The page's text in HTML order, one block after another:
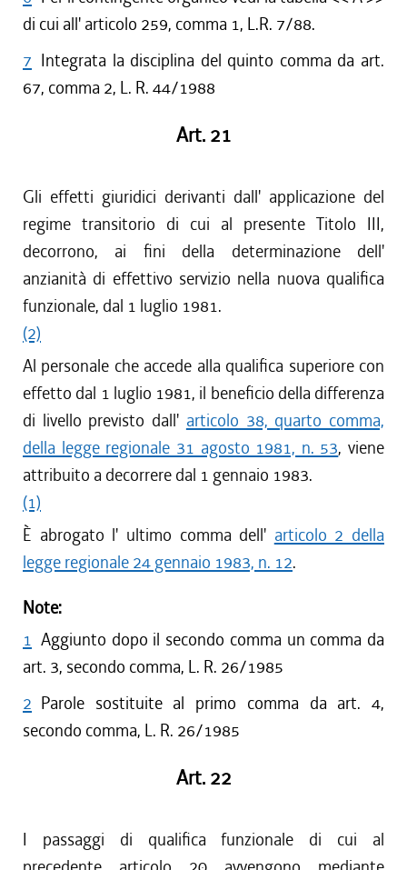
di cui all' articolo 259, comma 1, L.R. 7/88.
7 Integrata la disciplina del quinto comma da art.
67, comma 2, L. R. 44/1988
Art. 21
Gli effetti giuridici derivanti dall' applicazione del
regime transitorio di cui al presente Titolo III,
decorrono, ai fini della determinazione dell'
anzianità di effettivo servizio nella nuova qualifica
funzionale, dal 1 luglio 1981.
(2)
Al personale che accede alla qualifica superiore con
effetto dal 1 luglio 1981, il beneficio della differenza
di livello previsto dall' articolo 38, quarto comma,
della legge regionale 31 agosto 1981, n. 53, viene
attribuito a decorrere dal 1 gennaio 1983.
(1)
È abrogato l' ultimo comma dell' articolo 2 della
legge regionale 24 gennaio 1983, n. 12.
Note:
1 Aggiunto dopo il secondo comma un comma da
art. 3, secondo comma, L. R. 26/1985
2 Parole sostituite al primo comma da art. 4,
secondo comma, L. R. 26/1985
Art. 22
I passaggi di qualifica funzionale di cui al